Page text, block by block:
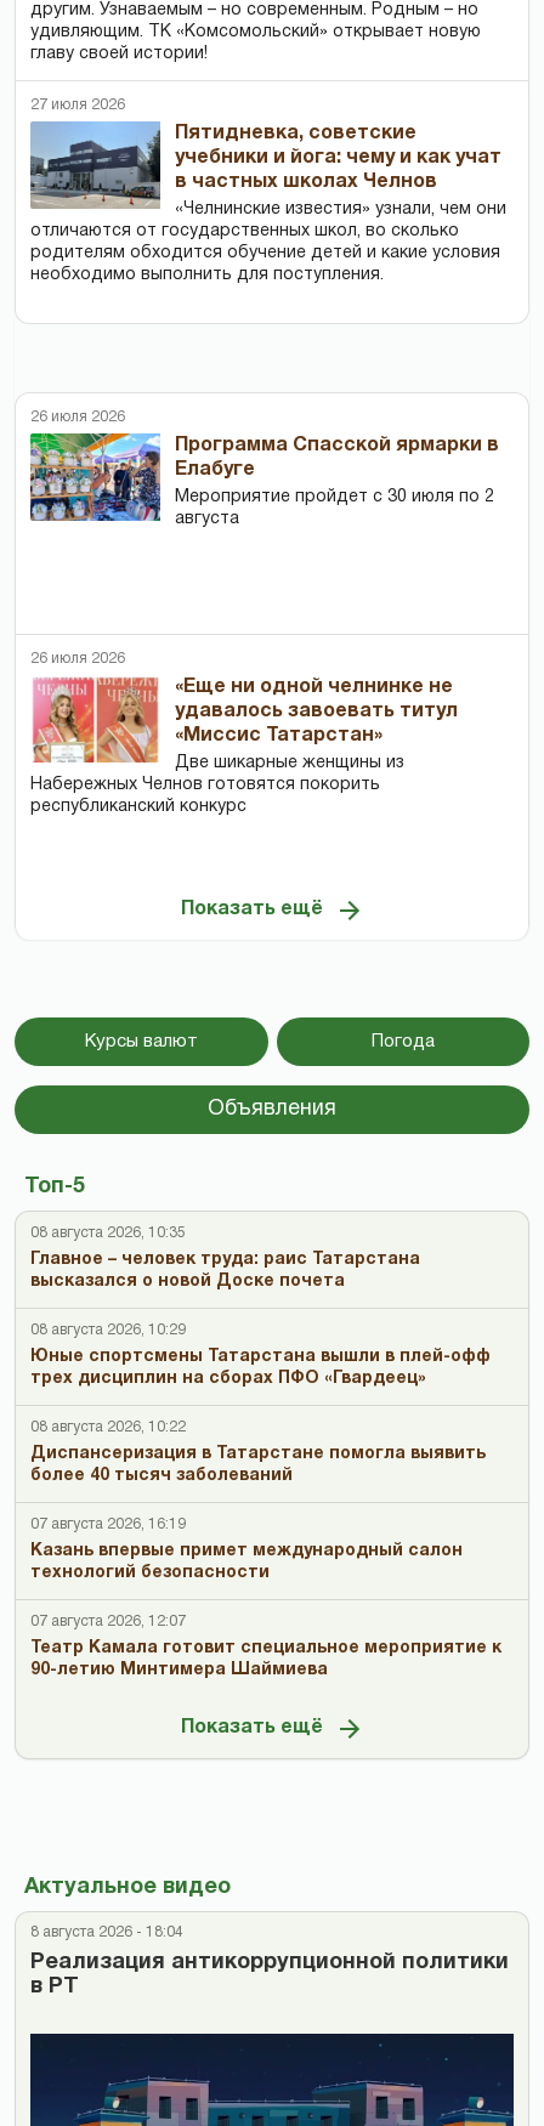
другим. Узнаваемым – но современным. Родным – но
удивляющим. ТК «Комсомольский» открывает новую
главу своей истории!
27 июля 2026
Пятидневка, советские
учебники и йога: чему и как учат
в частных школах Челнов
«Челнинские известия» узнали, чем они
отличаются от государственных школ, во сколько
родителям обходится обучение детей и какие условия
необходимо выполнить для поступления.
26 июля 2026
Программа Спасской ярмарки в
Елабуге
Мероприятие пройдет с 30 июля по 2
августа
26 июля 2026
«Еще ни одной челнинке не
удавалось завоевать титул
«Миссис Татарстан»
Две шикарные женщины из
Набережных Челнов готовятся покорить
республиканский конкурс
Показать ещё
Курсы валют Погода
Объявления
Топ-5
08 августа 2026, 10:35
Главное – человек труда: раис Татарстана
высказался о новой Доске почета
08 августа 2026, 10:29
Юные спортсмены Татарстана вышли в плей-офф
трех дисциплин на сборах ПФО «Гвардеец»
08 августа 2026, 10:22
Диспансеризация в Татарстане помогла выявить
более 40 тысяч заболеваний
07 августа 2026, 16:19
Казань впервые примет международный салон
технологий безопасности
07 августа 2026, 12:07
Театр Камала готовит специальное мероприятие к
90-летию Минтимера Шаймиева
Показать ещё
Актуальное видео
8 августа 2026 - 18:04
Реализация антикоррупционной политики
в РТ